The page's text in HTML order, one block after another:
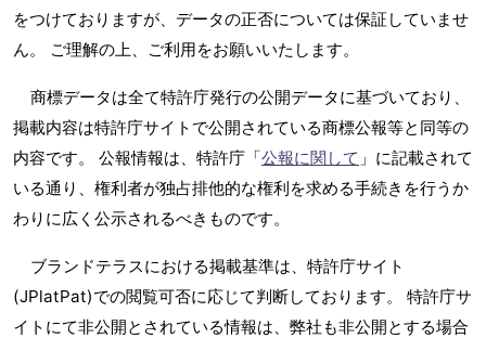
をつけておりますが、データの正否については保証していませ
ん。 ご理解の上、ご利用をお願いいたします。
商標データは全て特許庁発行の公開データに基づいており、
掲載内容は特許庁サイトで公開されている商標公報等と同等の
内容です。 公報情報は、特許庁「公報に関して 」に記載されて
いる通り、権利者が独占排他的な権利を求める手続きを行うか
わりに広く公示されるべきものです。
ブランドテラスにおける掲載基準は、特許庁サイト
(JPlatPat)での閲覧可否に応じて判断しております。 特許庁サ
イトにて非公開とされている情報は、弊社も非公開とする場合